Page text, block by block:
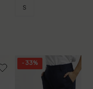
S
- 33%